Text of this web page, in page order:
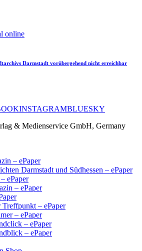
Darmstadt vorübergehend nicht erreichbar
INSTAGRAMBLUESKY
& Medienservice GmbH, Germany
– ePaper
Darmstadt und Südhessen – ePaper
ePaper
– ePaper
Treffpunkt – ePaper
– ePaper
– ePaper
– ePaper